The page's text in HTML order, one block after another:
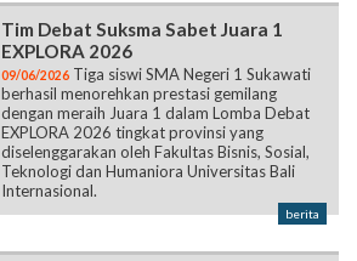
Tim Debat Suksma Sabet Juara 1
EXPLORA 2026
09/06/2026 Tiga siswi SMA Negeri 1 Sukawati
berhasil menorehkan prestasi gemilang
dengan meraih Juara 1 dalam Lomba Debat
EXPLORA 2026 tingkat provinsi yang
diselenggarakan oleh Fakultas Bisnis, Sosial,
Teknologi dan Humaniora Universitas Bali
Internasional.
berita